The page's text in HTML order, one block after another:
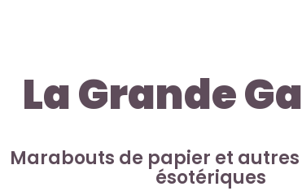
La Grande
Marabouts de papier et
ésotériques